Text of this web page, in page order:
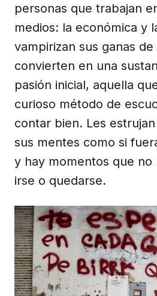
personas que trabajan
medios: la económica y
vampirizan sus ganas
convierten en una
pasión inicial, aquella
curioso método de
contar bien. Les
sus mentes como si
y hay momentos que no
irse o quedarse.